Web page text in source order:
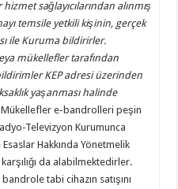
sağlayıcılarından alınmış
temsile yetkili kişinin, gerçek
ile Kuruma bildirirler.
mükellefler tarafından
KEP adresi üzerinden
yaşanması halinde
Mükellefler e-bandrolleri peşin
Televizyon Kurumunca
Hakkında Yönetmelik
da alabilmektedirler.
tabi cihazın satışını